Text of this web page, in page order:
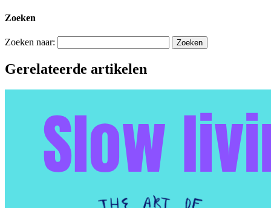
Zoeken
Zoeken naar:
Gerelateerde artikelen